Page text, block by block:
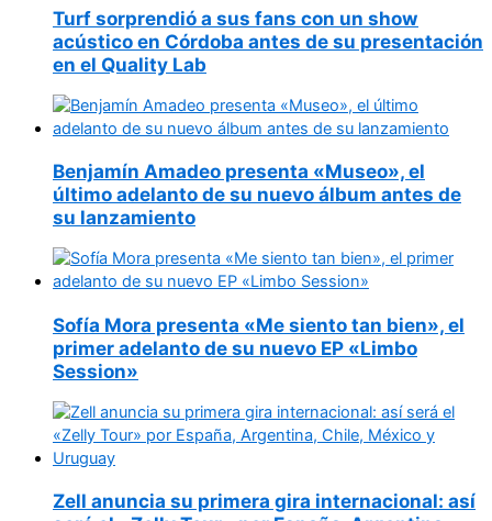
Turf sorprendió a sus fans con un show
acústico en Córdoba antes de su presentación
en el Quality Lab
Benjamín Amadeo presenta «Museo», el
último adelanto de su nuevo álbum antes de
su lanzamiento
Sofía Mora presenta «Me siento tan bien», el
primer adelanto de su nuevo EP «Limbo
Session»
Zell anuncia su primera gira internacional: así